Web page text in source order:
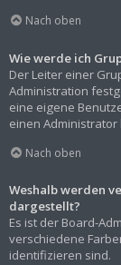
Nach oben
Wie werde ich
Der Leiter einer
Administration
eine eigene
einen
Nach oben
Weshalb werden
dargestellt?
Es ist der Board-
verschiedene
identifizieren sind.